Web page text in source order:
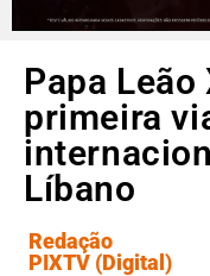
Papa
primeira
Líbano
Redação
PIXTV (Digital)